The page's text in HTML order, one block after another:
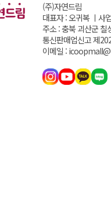
(주)자연드림
대표자 : 오귀복 ㅣ 사
주소 : 충북 괴산군 칠
통신판매업신고 제
이메일 :